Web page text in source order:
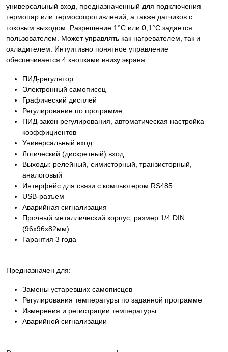
универсальный вход, предназначенный для подключения
термопар или термосопротивлений, а также датчиков с
токовым выходом. Разрешение 1°С или 0,1°С задается
пользователем. Может управлять как нагревателем, так и
охладителем. Интуитивно понятное управление
обеспечивается 4 кнопками внизу экрана.
ПИД-регулятор
Электронный самописец
Графический дисплей
Регулирование по программе
ПИД-закон регулирования, автоматическая настройка
коэффициентов
Универсальный вход
Логический (дискретный) вход
Выходы: релейный, симисторный, транзисторный,
аналоговый
Интерфейс для связи с компьютером RS485
USB-разъем
Аварийная сигнализация
Прочный металлический корпус, размер 1/4 DIN
(96х96х82мм)
Гарантия 3 года
Предназначен для:
Замены устаревших самописцев
Регулирования температуры по заданной программе
Измерения и регистрации температуры
Аварийной сигнализации